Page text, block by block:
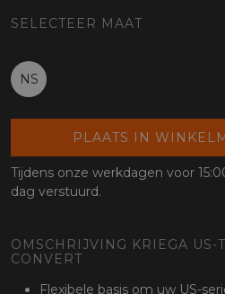
SELECTEER MAAT
NS
PLAATS IN
Tijdens onze werkdagen voor
dag verstuurd.
OMSCHRIJVING KRIEGA US-
CONVERT
Flexibele basis om uw US-